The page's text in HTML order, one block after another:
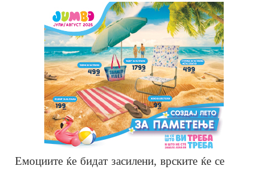
Емоциите ќе бидат засилени, врските ќе се